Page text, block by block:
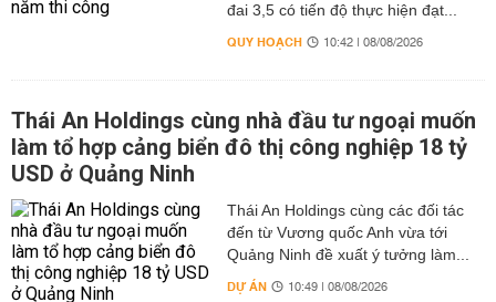
đai 3,5 có tiến độ thực hiện đạt...
QUY HOẠCH 10:42 | 08/08/2026
Thái An Holdings cùng nhà đầu tư ngoại muốn
làm tổ hợp cảng biển đô thị công nghiệp 18 tỷ
USD ở Quảng Ninh
Thái An Holdings cùng các đối tác
đến từ Vương quốc Anh vừa tới
Quảng Ninh đề xuất ý tưởng làm...
DỰ ÁN 10:49 | 08/08/2026